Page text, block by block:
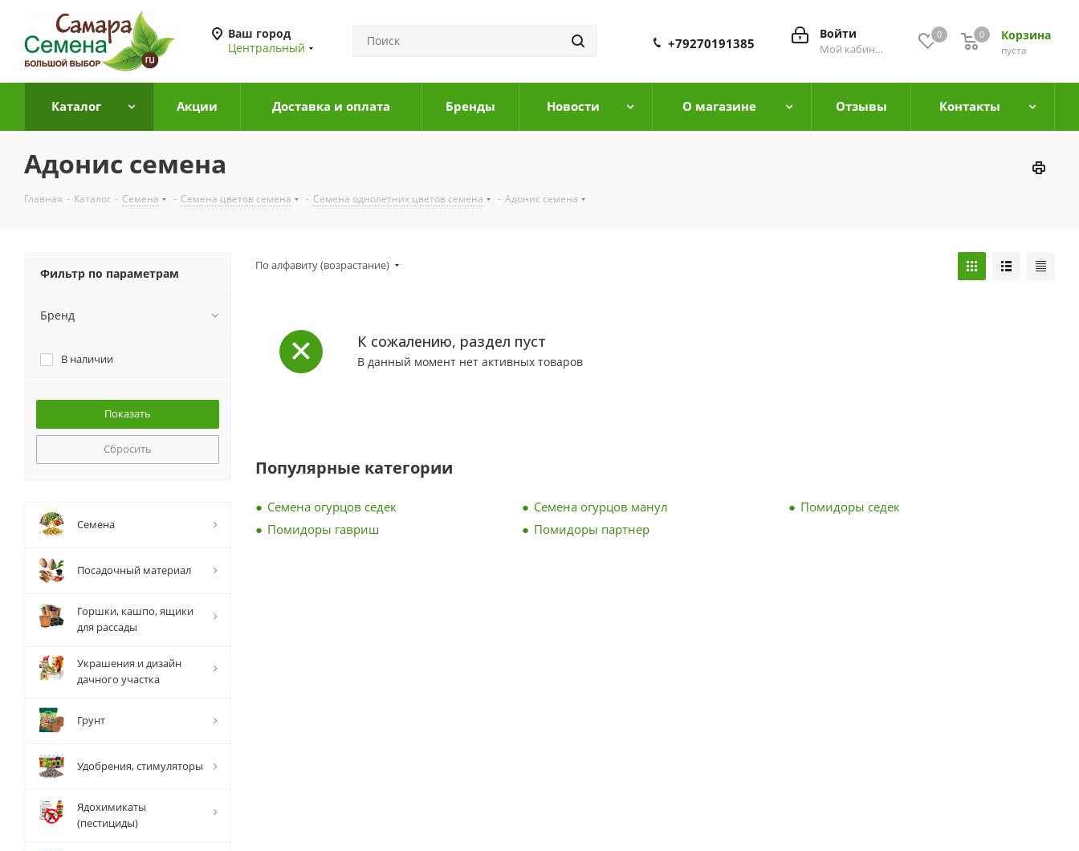
Ваш город
Центральный
0 Корзина
0
пуста
0
Войти
Мой кабинет
+79270191385
Каталог Акции Доставка и оплата Бренды Новости О магазине Отзывы Контакты
Адонис семена
Главная - Каталог - Семена - Семена цветов семена - Семена однолетних цветов семена - Адонис семена
По алфавиту (возрастание)
К сожалению, раздел пуст
В данный момент нет активных товаров
Популярные категории
Семена огурцов седек Семена огурцов манул
Помидоры седек
Помидоры гавриш
Помидоры партнер
Фильтр по параметрам
Бренд
В наличии
Сбросить
Семена
Посадочный материал
Горшки, кашпо, ящики
для рассады
Украшения и дизайн
дачного участка
Грунт
Удобрения, стимуляторы
Ядохимикаты
(пестициды)